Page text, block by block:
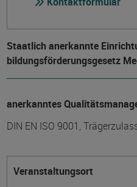
Staatlich anerkannte
bildungs­förderungs­gesetz
anerkanntes
DIN EN ISO 9001,
Veranstaltungsort